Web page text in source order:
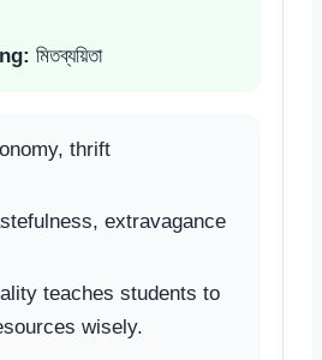
মিতব্যয়িতা
thrift
extravagance
teaches students to
wisely.